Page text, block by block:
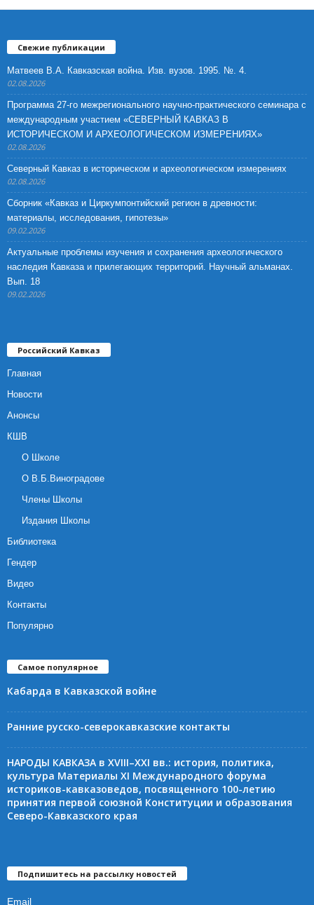
Свежие публикации
Матвеев В.А. Кавказская война. Изв. вузов. 1995. №. 4.
02.08.2026
Программа 27-го межрегионального научно-практического семинара с
международным участием «СЕВЕРНЫЙ КАВКАЗ В
ИСТОРИЧЕСКОМ И АРХЕОЛОГИЧЕСКОМ ИЗМЕРЕНИЯХ»
02.08.2026
Северный Кавказ в историческом и археологическом измерениях
02.08.2026
Сборник «Кавказ и Циркумпонтийский регион в древности:
материалы, исследования, гипотезы»
09.02.2026
Актуальные проблемы изучения и сохранения археологического
наследия Кавказа и прилегающих территорий. Научный альманах.
Вып. 18
09.02.2026
Российский Кавказ
Главная
Новости
Анонсы
КШВ
О Школе
О В.Б.Виноградове
Члены Школы
Издания Школы
Библиотека
Гендер
Видео
Контакты
Популярно
Самое популярное
Кабарда в Кавказской войне
Ранние русско-северокавказские контакты
НАРОДЫ КАВКАЗА в XVIII–XXI вв.: история, политика,
культура Материалы XI Международного форума
историков-кавказоведов, посвященного 100-летию
принятия первой союзной Конституции и образования
Северо-Кавказского края
Подпишитесь на рассылку новостей
Email